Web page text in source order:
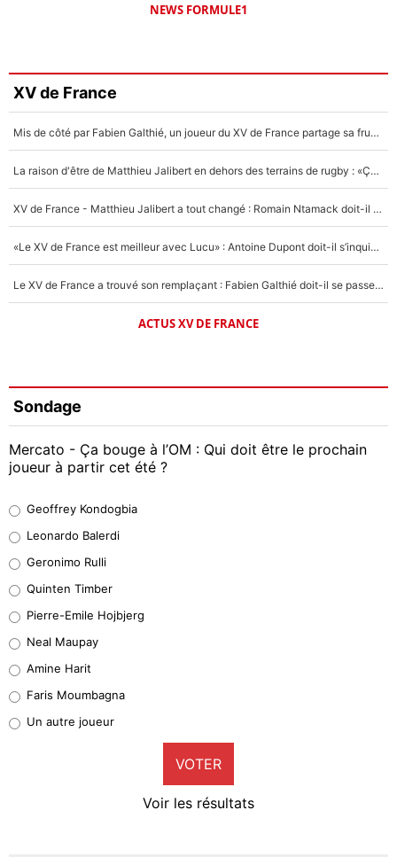
NEWS FORMULE1
XV de France
Mis de côté par Fabien Galthié, un joueur du XV de France partage sa frustration : «ils ne me l’ont pas dit tout de suite»
La raison d'être de Matthieu Jalibert en dehors des terrains de rugby : «Ça m'atteint autant que si tu touches à un membre de ma famille»
XV de France - Matthieu Jalibert a tout changé : Romain Ntamack doit-il s’inquiéter pour sa place à un an de la Coupe du monde ?
«Le XV de France est meilleur avec Lucu» : Antoine Dupont doit-il s’inquiéter pour sa place ?
Le XV de France a trouvé son remplaçant : Fabien Galthié doit-il se passer d'Antoine Dupont ?
ACTUS XV DE FRANCE
Sondage
Mercato - Ça bouge à l’OM : Qui doit être le prochain
joueur à partir cet été ?
38%
32%
5%
1%
9%
Geoffrey Kondogbia
Leonardo Balerdi
Geronimo Rulli
Quinten Timber
Pierre-Emile Hojbjerg
Neal Maupay
Amine Harit
Faris Moumbagna
Un autre joueur
VOTER
Voir les résultats